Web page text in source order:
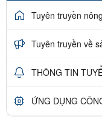
Tuyên truyền
Tuyên truyền về
THÔNG TIN
ỨNG DỤNG